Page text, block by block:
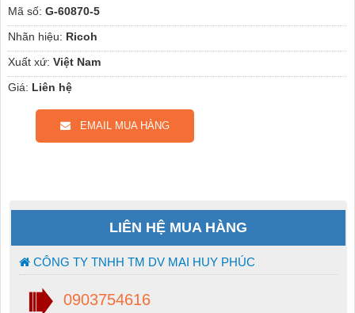
Mã số: G-60870-5
Nhãn hiệu: Ricoh
Xuất xứ: Việt Nam
Giá: Liên hệ
EMAIL MUA HÀNG
LIÊN HỆ MUA HÀNG
CÔNG TY TNHH TM DV MAI HUY PHÚC
0903754616